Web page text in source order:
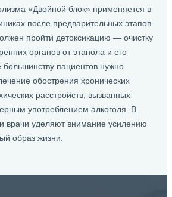
«Двойной блок» применяется в
после предварительных этапов
пройти детоксикацию — очистку
органов от этанола и его
большинству пациентов нужно
обострения хронических
расстройств, вызванных
употреблением алкоголя. В
врачи уделяют внимание усилению
образ жизни.